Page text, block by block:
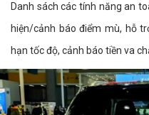
Danh sách các tính năng an
hiện/cảnh báo điểm mù, hỗ
hạn tốc độ, cảnh báo tiền va